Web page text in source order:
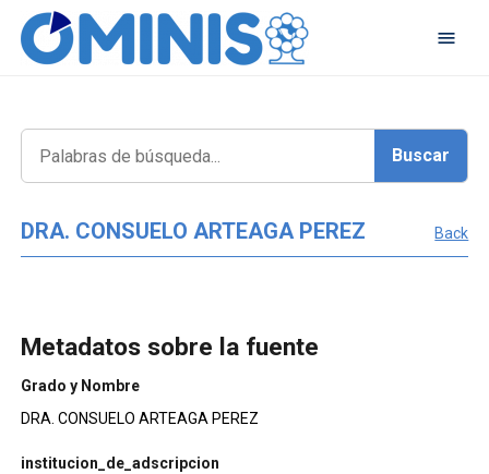
DRA. CONSUELO ARTEAGA PEREZ Back
Metadatos sobre la fuente
Grado y Nombre
DRA. CONSUELO ARTEAGA PEREZ
institucion_de_adscripcion